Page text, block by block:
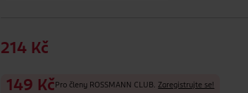
214 Kč
149 Kč Pro členy ROSSMANN CLUB. Zaregistrujte se!